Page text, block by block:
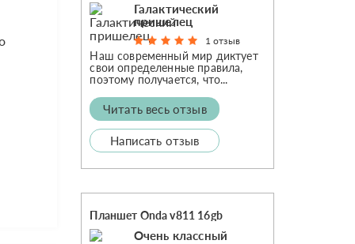
Галактический
пришелец
1 отзыв
Наш современный мир диктует
свои определенные правила,
поэтому получается, что...
Читать весь отзыв
Написать отзыв
Планшет Onda v811 16gb
Очень классный